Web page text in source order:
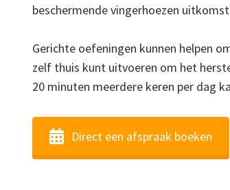
beschermende vingerhoezen
Gerichte oefeningen kunnen helpen
zelf thuis kunt uitvoeren om het
20 minuten meerdere keren per dag
Direct een afspraak boeken